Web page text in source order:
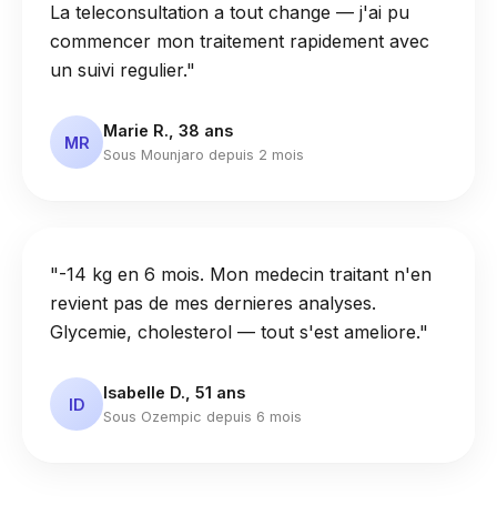
La teleconsultation a tout change — j'ai pu
commencer mon traitement rapidement avec
un suivi regulier."
MR
Marie R., 38 ans
Sous Mounjaro depuis 2 mois
"-14 kg en 6 mois. Mon medecin traitant n'en
revient pas de mes dernieres analyses.
Glycemie, cholesterol — tout s'est ameliore."
ID
Isabelle D., 51 ans
Sous Ozempic depuis 6 mois